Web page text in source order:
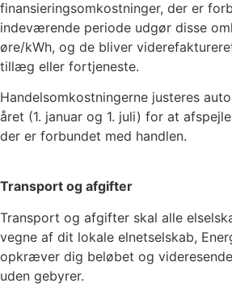
finansieringsomkostninger, der er
indeværende periode udgør disse
øre/kWh, og de bliver
tillæg eller fortjeneste.
Handelsomkostningerne justeres
året (1. januar og 1. juli) for at
der er forbundet med handlen.
Transport og afgifter
Transport og afgifter skal alle
vegne af dit lokale elnetselskab,
opkræver dig beløbet og
uden gebyrer.